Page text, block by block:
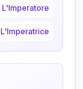
L'Imperatore
L'Imperatrice